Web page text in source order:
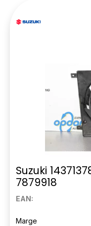
Suzuki
7879918
EAN:
Marge